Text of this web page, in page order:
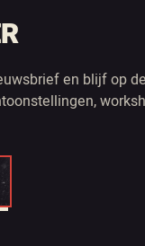
en blijf op